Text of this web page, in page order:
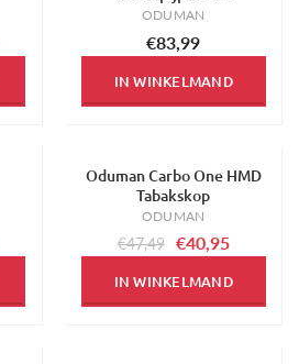
ODUMAN
€83,99
IN WINKELMAND
-14%
Oduman Carbo One HMD
Tabakskop
ODUMAN
€47,49 €40,95
IN WINKELMAND